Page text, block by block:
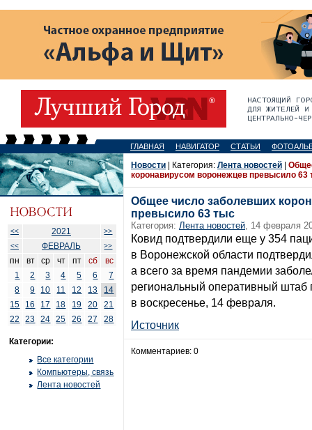
ГЛАВНАЯ НАВИГАТОР СТАТЬИ
<< 2021
>>
<<
ФЕВРАЛЬ >>
пн вт ср чт пт сб
вс
1
2 3 4 5 6
7
8
9 10 11 12 13
14
15
16 17 18 19 20
21
22
23 24 25 26 27 28
Категории:
Все категории
Компьютеры, связь
Лента новостей
Новости | Категория: Лента новостей
коронавирусом воронежцев превысило 63
Общее число заболевших
превысило 63 тыс
Категория: Лента новостей, 14 февраля
Ковид подтвердили еще у 354
в Воронежской области
а всего за время пандемии
региональный оперативный штаб
в воскресенье, 14 февраля.
Источник
Комментариев: 0